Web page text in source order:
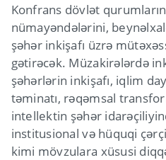
Konfrans dövlət
nümayəndələrini,
şəhər inkişafı üzrə
gətirəcək. Müzakirələrdə
şəhərlərin inkişafı, iqlim
təminatı, rəqəmsal
intellektin şəhər
institusional və hüquqi
kimi mövzulara xüsusi